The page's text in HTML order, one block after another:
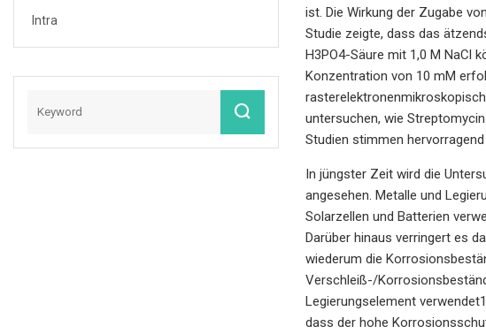
Intra
ist. Die Wirkung der Zugabe
Studie zeigte, dass das
H3PO4-Säure mit 1,0 M NaCl
Konzentration von 10 mM
untersuchen, wie
Studien stimmen
In jüngster Zeit wird die
angesehen. Metalle und
Solarzellen und Batterien
Darüber hinaus verringert es
wiederum die
Verschleiß-/
Legierungselement
dass der hohe